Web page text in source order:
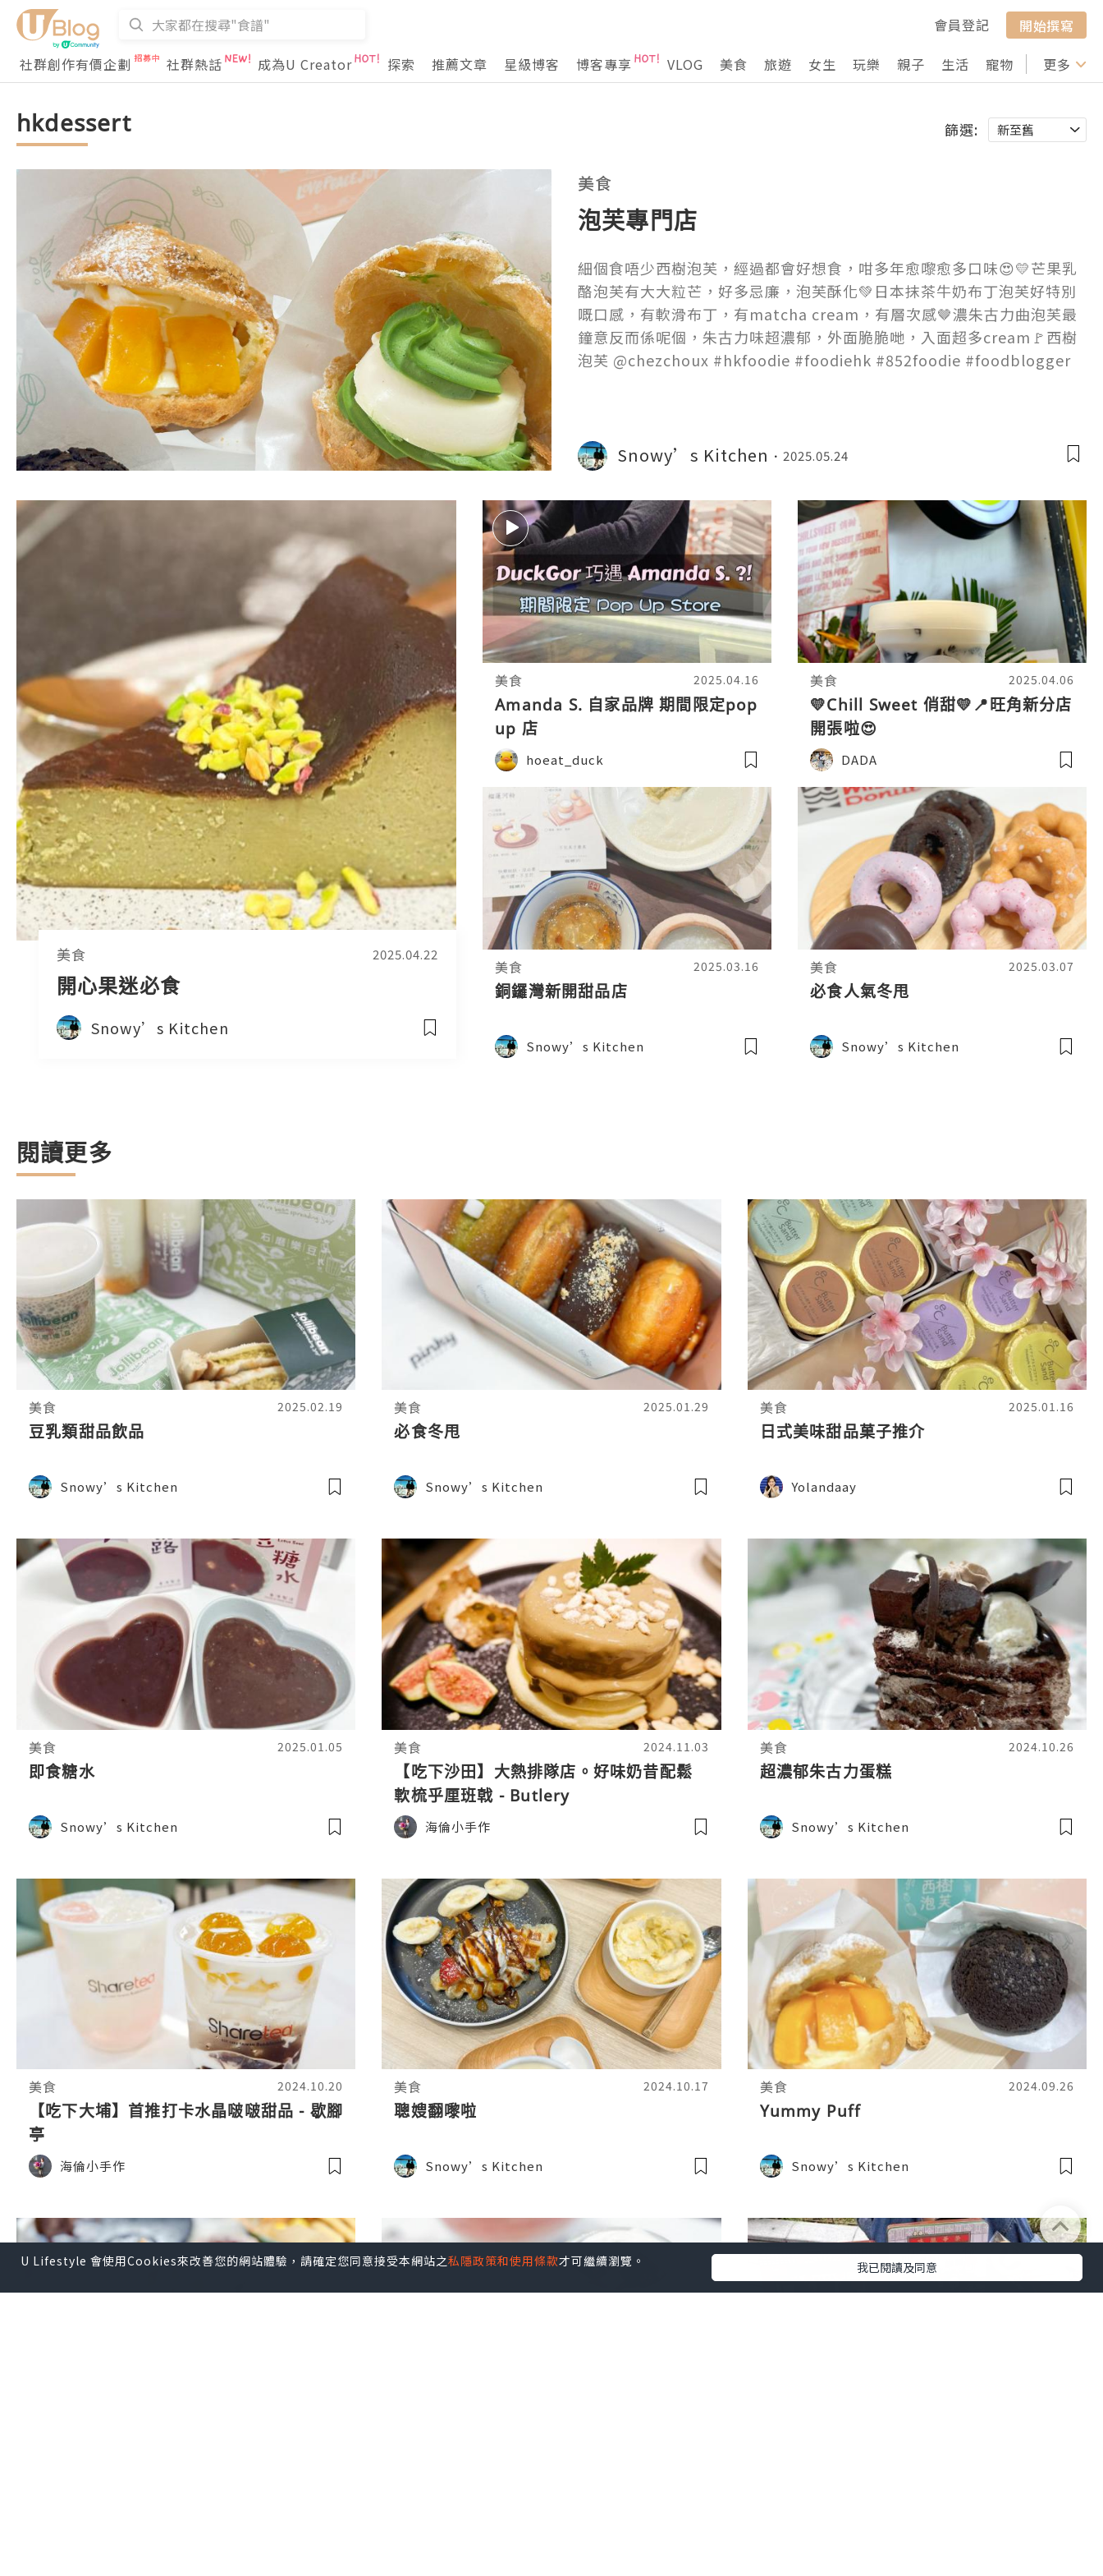
會員登記
開始撰寫
社群創作有價企劃
社群熱話 成為U Creator 探索 推薦文章 星級博客 博客專享 VLOG 美食 旅遊 女生 玩樂 親子 生活 寵物 行山 打卡
更多
hkdessert 篩選:
美食
泡芙專門店
細個食唔少西樹泡芙，經過都會好想食，咁多年愈嚟愈多口味😍💛芒果乳
酪泡芙有大大粒芒，好多忌廉，泡芙酥化💚日本抹茶牛奶布丁泡芙好特別
嘅口感，有軟滑布丁，有matcha cream，有層次感🤎濃朱古力曲泡芙最
鐘意反而係呢個，朱古力味超濃郁，外面脆脆哋，入面超多cream🚩西樹
泡芙 @chezchoux #hkfoodie #foodiehk #852foodie #foodblogger
Snowy’s Kitchen 2025.05.24
美食 2025.04.22
開心果迷必食
Snowy’s Kitchen
美食 2025.04.16
Amanda S. 自家品牌 期間限定pop
up 店
hoeat_duck
美食 2025.04.06
💛Chill Sweet 俏甜💛📍旺角新分店
開張啦😍
DADA
美食 2025.03.16
銅鑼灣新開甜品店
Snowy’s Kitchen
美食 2025.03.07
必食人氣冬甩
Snowy’s Kitchen
閱讀更多
美食 2025.02.19
豆乳類甜品飲品
Snowy’s Kitchen
美食 2025.01.29
必食冬甩
Snowy’s Kitchen
美食 2025.01.16
日式美味甜品菓子推介
Yolandaay
美食 2025.01.05
即食糖水
Snowy’s Kitchen
美食 2024.11.03
【吃下沙田】大熱排隊店。好味奶昔配鬆
軟梳乎厘班戟 - Butlery
海倫小手作
美食 2024.10.26
超濃郁朱古力蛋糕
Snowy’s Kitchen
美食 2024.10.20
【吃下大埔】首推打卡水晶啵啵甜品 - 歇腳
亭
海倫小手作
美食 2024.10.17
聰嫂翻嚟啦
Snowy’s Kitchen
美食 2024.09.26
Yummy Puff
Snowy’s Kitchen
U Lifestyle 會使用Cookies來改善您的網站體驗，請確定您同意接受本網站之私隱政策和使用條款才可繼續瀏覽。 我已閱讀及同意